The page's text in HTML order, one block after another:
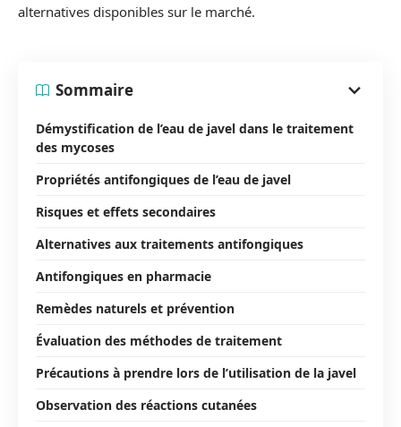
alternatives disponibles sur le marché.
Sommaire
Démystification de l’eau de javel dans le traitement
des mycoses
Propriétés antifongiques de l’eau de javel
Risques et effets secondaires
Alternatives aux traitements antifongiques
Antifongiques en pharmacie
Remèdes naturels et prévention
Évaluation des méthodes de traitement
Précautions à prendre lors de l’utilisation de la javel
Observation des réactions cutanées